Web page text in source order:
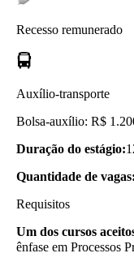
Recesso remunerado
Auxílio-transporte
Bolsa-auxílio: R$
Duração do estágio:
Quantidade de vagas:
Requisitos
Um dos cursos
ênfase em Processos